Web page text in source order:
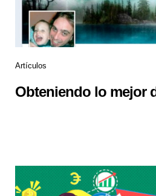
Artículos
Obteniendo lo mejor